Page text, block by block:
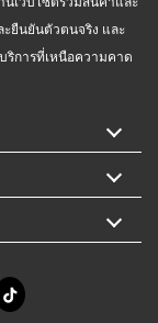
ะยืนยันตัวตนจริง และ
ริการที่เหนือความคาด